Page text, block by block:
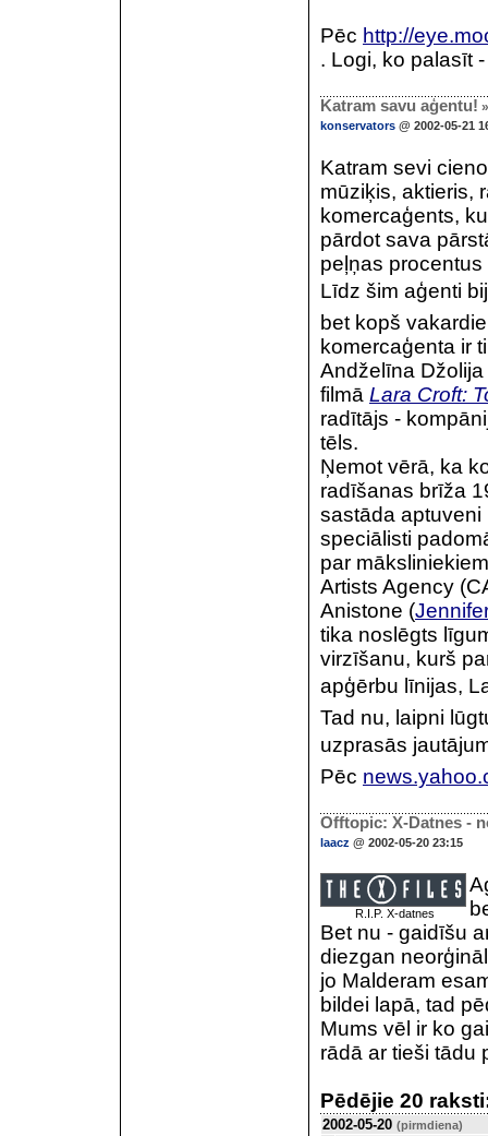
Pēc http://
. Logi, ko palasīt
Katram savu aģentu!
konservators @ 2002-05-21
Katram sevi
mūziķis, aktieris,
komercaģents,
pārdot sava
peļņas
Līdz šim aģenti
bet kopš
komercaģenta ir
Andželīna Džolija
filmā Lara Croft:
radītājs -
tēls.
Ņemot vērā, ka
radīšanas brīža
sastāda aptuveni
speciālisti
par
Artists Agency
Anistone (
tika noslēgts
virzīšanu, kurš
apģērbu līnijas,
Tad nu, laipni
uzprasās
Pēc
Offtopic: X-Datnes -
laacz @ 2002-05-20 23:15
R.I.P. X-datnes
Bet nu - gaidīšu
diezgan
jo Malderam
bildei lapā, tad
Mums vēl ir ko
rādā ar tieši tādu
Pēdējie 20
2002-05-20 (pirmdiena)